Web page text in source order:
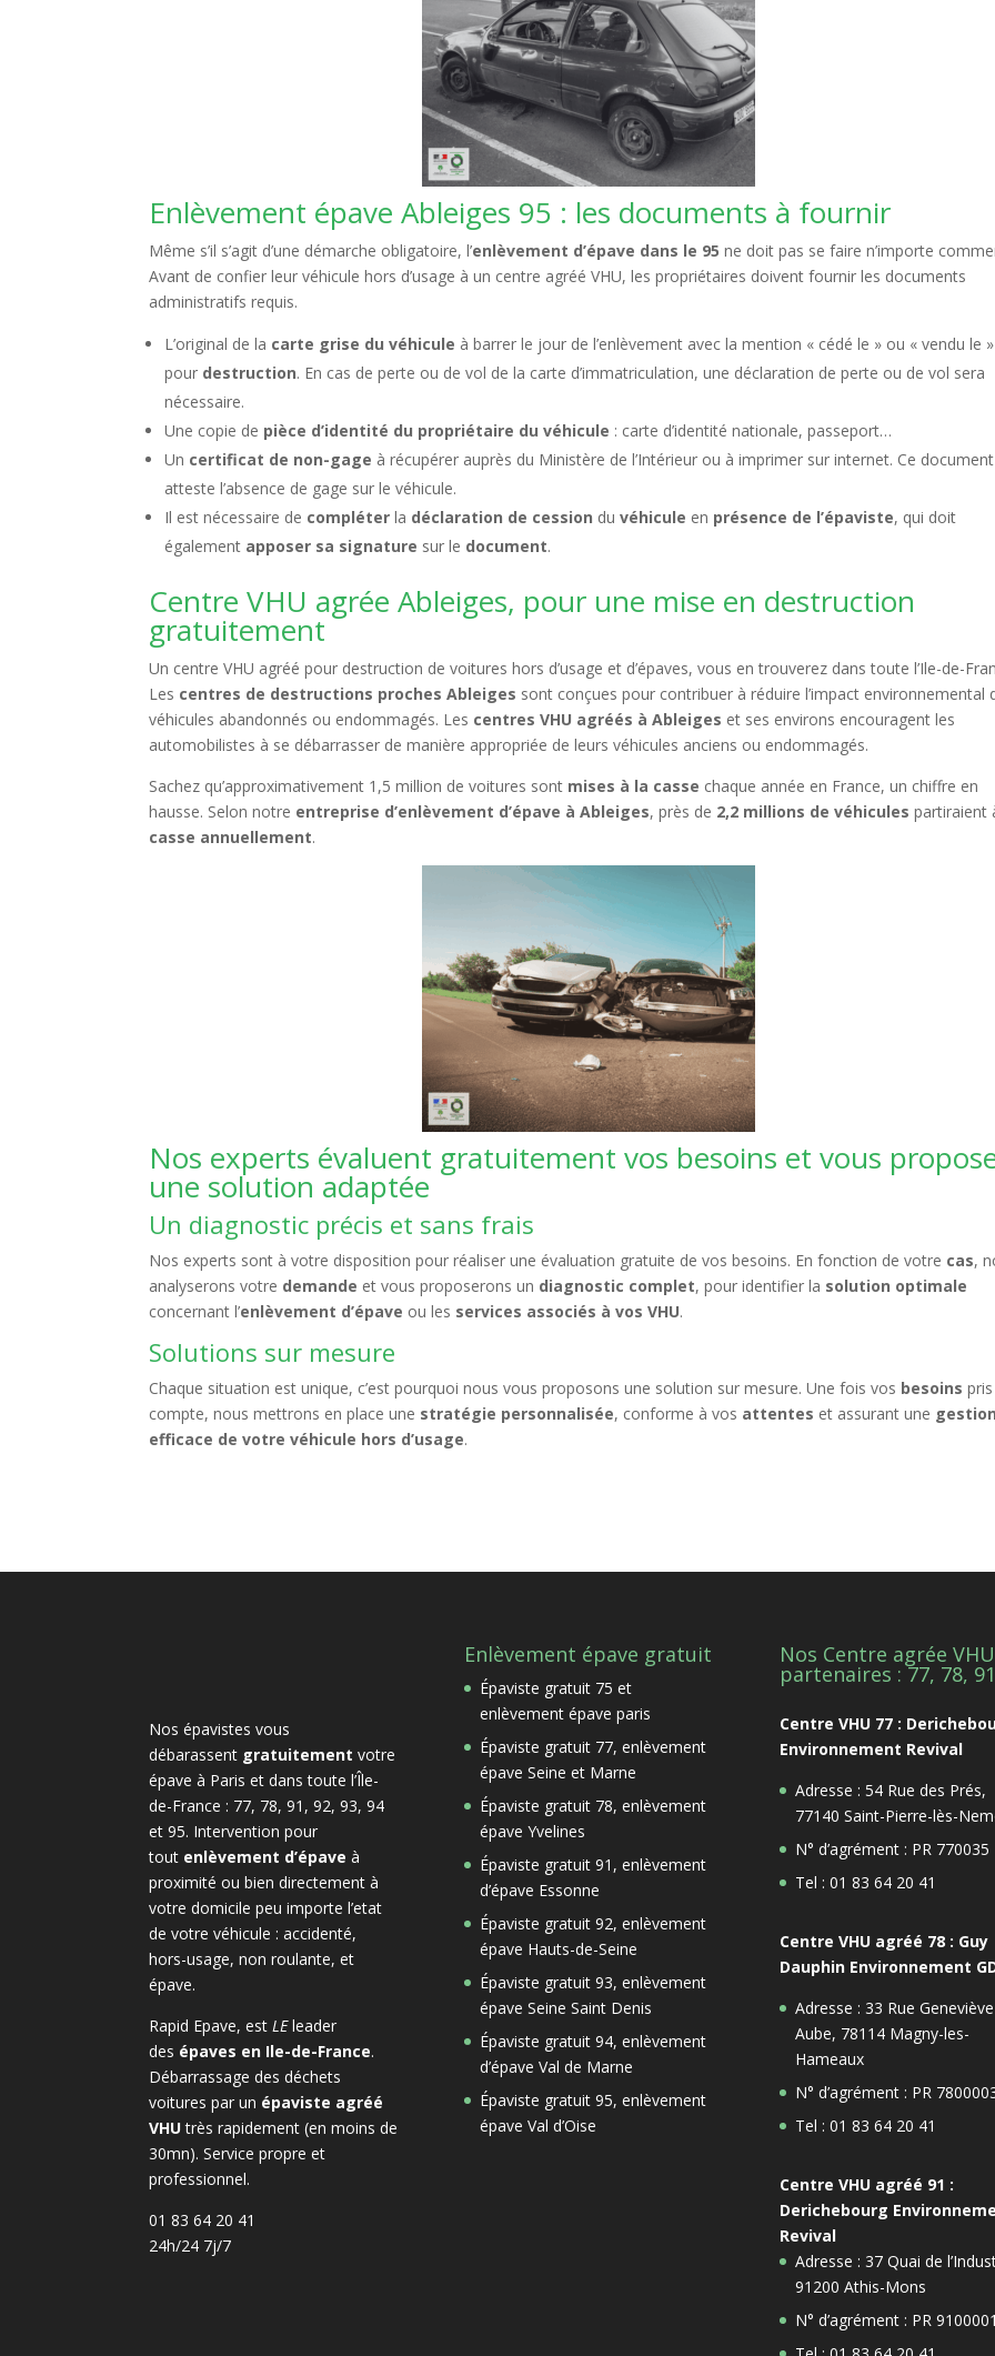
Enlèvement épave Ableiges 95 : les documents à fournir
Même s’il s’agit d’une démarche obligatoire, l’enlèvement d’épave dans le 95 ne doit pas se faire n’importe
Avant de confier leur véhicule hors d’usage à un centre agréé VHU, les propriétaires doivent fournir les documents
administratifs requis.
L’original de la carte grise du véhicule à barrer le jour de l’enlèvement avec la mention « cédé le » ou « vendu le »
pour destruction. En cas de perte ou de vol de la carte d’immatriculation, une déclaration de perte ou de vol sera
nécessaire.
Une copie de pièce d’identité du propriétaire du véhicule : carte d’identité nationale, passeport…
Un certificat de non-gage à récupérer auprès du Ministère de l’Intérieur ou à imprimer sur internet. Ce document
atteste l’absence de gage sur le véhicule.
Il est nécessaire de compléter la déclaration de cession duvéhicule en présence de l’épaviste, qui doit
également apposer sa signature sur le document.
Centre VHU agrée Ableiges, pour une mise en destruction
gratuitement
Un centre VHU agréé pour destruction de voitures hors d’usage et d’épaves, vous en trouverez dans toute l’Ile-de-
Les centres de destructions proches Ableiges sont conçues pour contribuer à réduire l’impact environnemental
véhicules abandonnés ou endommagés. Les centres VHU agréés à Ableiges et ses environs encouragent les
automobilistes à se débarrasser de manière appropriée de leurs véhicules anciens ou endommagés.
Sachez qu’approximativement 1,5 million de voitures sont mises à la casse chaque année en France, un chiffre en
hausse. Selon notre entreprise d’enlèvement d’épave à Ableiges, près de 2,2 millions de véhicules partiraient
casse annuellement.
Nos experts évaluent gratuitement vos besoins et vous
une solution adaptée
Un diagnostic précis et sans frais
Nos experts sont à votre disposition pour réaliser une évaluation gratuite de vos besoins. En fonction de votre cas,
analyserons votre demande et vous proposerons un diagnostic complet, pour identifier la solution optimale
concernant l’enlèvement d’épave ou les services associés à vos VHU.
Solutions sur mesure
Chaque situation est unique, c’est pourquoi nous vous proposons une solution sur mesure. Une fois vos besoins
compte, nous mettrons en place une stratégie personnalisée, conforme à vos attentes et assurant une
efficace de votre véhicule hors d’usage.
Nos épavistes vous
débarassent gratuitement votre
épave à Paris et dans toute l’Île-
de-France : 77, 78, 91, 92, 93, 94
et 95. Intervention pour
tout enlèvement d’épave à
proximité ou bien directement à
votre domicile peu importe l’etat
de votre véhicule : accidenté,
hors-usage, non roulante, et
épave.
Rapid Epave, est LEleader
des épaves en Ile-de-France.
Débarrassage des déchets
voitures par un épaviste agréé
VHUtrès rapidement (en moins de
30mn). Service propre et
professionnel.
01 83 64 20 41
24h/24 7j/7
Enlèvement épave gratuit
Épaviste gratuit 75 et
enlèvement épave paris
Épaviste gratuit 77, enlèvement
épave Seine et Marne
Épaviste gratuit 78, enlèvement
épave Yvelines
Épaviste gratuit 91, enlèvement
d’épave Essonne
Épaviste gratuit 92, enlèvement
épave Hauts-de-Seine
Épaviste gratuit 93, enlèvement
épave Seine Saint Denis
Épaviste gratuit 94, enlèvement
d’épave Val de Marne
Épaviste gratuit 95, enlèvement
épave Val d’Oise
Nos Centre agrée VHU
partenaires : 77, 78, 91
Centre VHU 77 :
Environnement Revival
Adresse : 54 Rue des Prés,
77140 Saint-Pierre-lès-
N° d’agrément : PR 770035
Tel : 01 83 64 20 41
Centre VHU agréé 78 : Guy
Dauphin Environnement
Adresse : 33 Rue Geneviève
Aube, 78114 Magny-les-
Hameaux
N° d’agrément : PR
Tel : 01 83 64 20 41
Centre VHU agréé 91 :
Derichebourg
Revival
Adresse : 37 Quai de
91200 Athis-Mons
N° d’agrément : PR